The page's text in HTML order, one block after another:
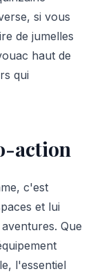
si vous
de jumelles
haut de
qui
action
c'est
et lui
Que
l'essentiel